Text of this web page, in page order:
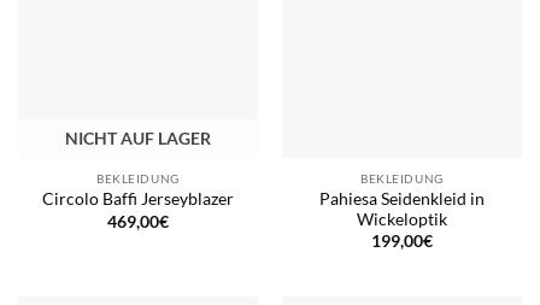
NICHT AUF LAGER
BEKLEIDUNG
Circolo Baffi Jerseyblazer
469,00€
BEKLEIDUNG
Pahiesa Seidenkleid in
Wickeloptik
199,00€